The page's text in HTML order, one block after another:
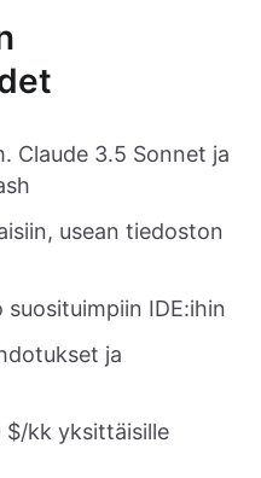
Claude 3.5 Sonnet ja
usean tiedoston
IDE:ihin
ja
$/kk yksittäisille